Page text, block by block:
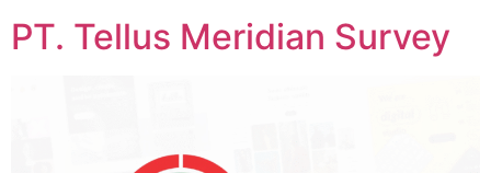
PT. Tellus Meridian Survey